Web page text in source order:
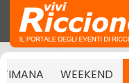
WEEKEND